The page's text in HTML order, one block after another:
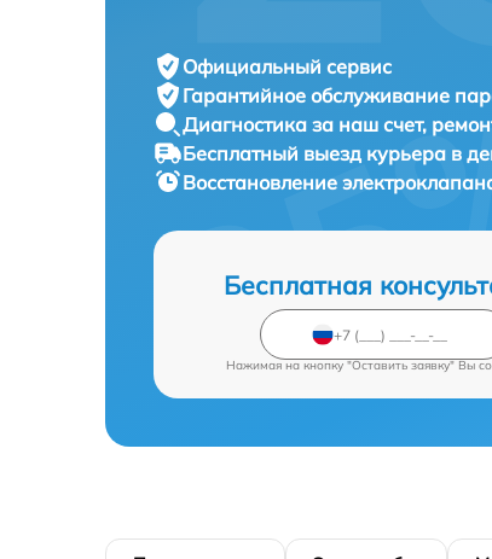
Официальный сервис
Гарантийное обслуживание
Диагностика за наш счет,
Бесплатный выезд курьера в
Восстановление
Бесплатная
Нажимая на кнопку "Оставить заявку" Вы